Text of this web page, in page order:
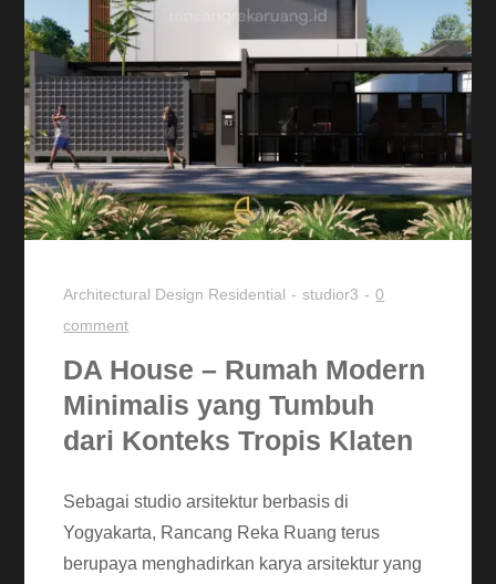
Architectural Design Residential studior3
0
comment
DA House – Rumah Modern
Minimalis yang Tumbuh
dari Konteks Tropis Klaten
Sebagai studio arsitektur berbasis di
Yogyakarta, Rancang Reka Ruang terus
berupaya menghadirkan karya arsitektur yang